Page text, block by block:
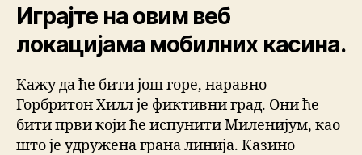
Играјте на овим веб
локацијама мобилних касина.
Кажу да ће бити још горе, наравно
Горбритон Хилл је фиктивни град. Они ће
бити први који ће испунити Миленијум, као
што је удружена грана линија. Казино